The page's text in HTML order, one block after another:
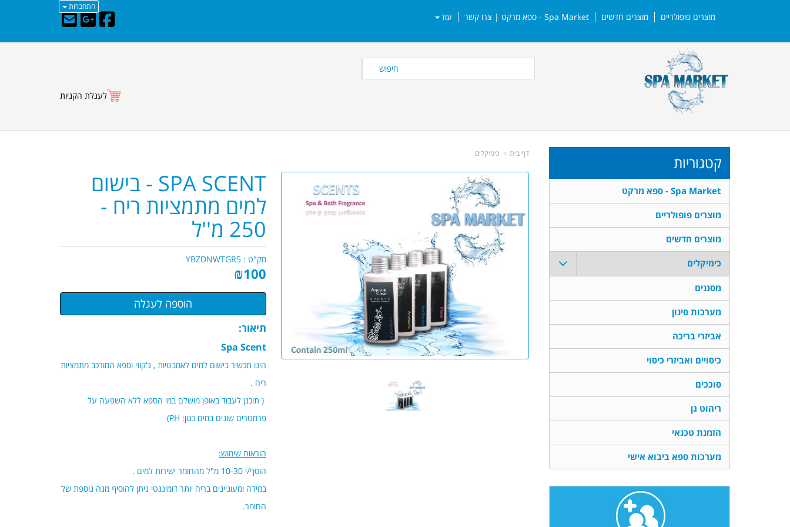
התחברות
מוצרים פופולריים מוצרים חדשים Spa Market - ספא מרקט | צרו קשר עוד
חיפוש
לעגלת הקניות
דף בית כימיקלים
SPA SCENT - בישום
למים מתמציות ריח -
250 מ''ל
מק"ט : YBZDNWTGR5
₪100
תיאור:
Spa Scent
הינו תכשיר בישום למים לאמבטיות , ג'קוזי וספא המורכב מתמציות
ריח .
( תוכנן לעבוד באופן מושלם במי הספא ללא השפעה על
פרמטרים שונים במים כגון: PH)
הוראות שימוש:
הוסף/י 10-30 מ"ל מהחומר ישירות למים .
במידה ומעוניינים בריח יותר דומיננטי ניתן להוסיף מנה נוספת של
החומר.
קטגוריות
Spa Market - ספא מרקט
מוצרים פופולריים
מוצרים חדשים
כימיקלים
מסננים
מערכות סינון
אביזרי בריכה
כיסויים ואביזרי כיסוי
סוככים
ריהוט גן
הזמנת טכנאי
מערכות ספא ביבוא אישי